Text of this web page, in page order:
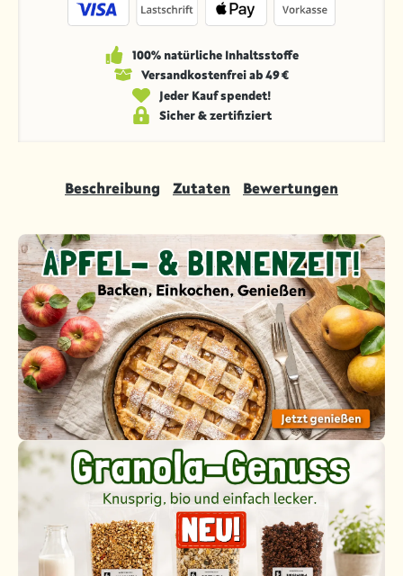
100% natürliche Inhaltsstoffe
Versandkosten­frei ab 49 €
Jeder Kauf spendet!
Sicher & zertifiziert
Beschreibung Zutaten Bewertungen